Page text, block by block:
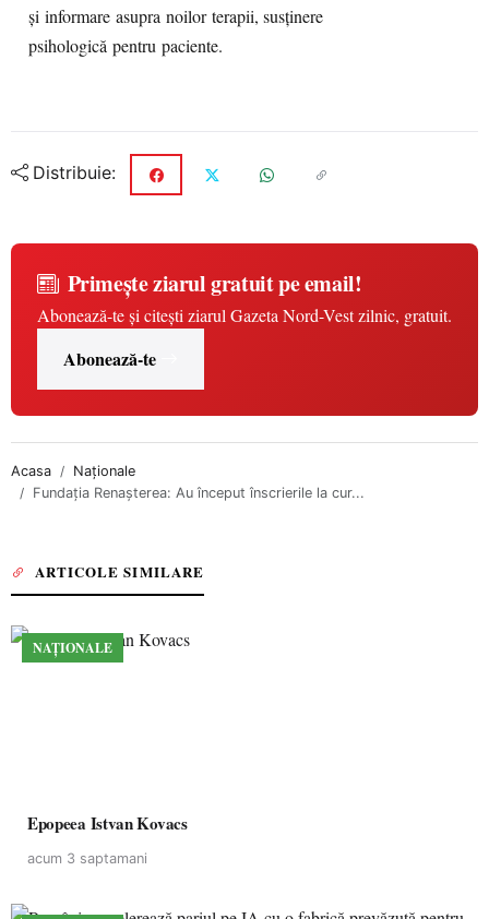
și informare asupra noilor terapii, susținere
psihologică pentru paciente.
Distribuie:
Primește ziarul gratuit pe email!
Abonează-te și citești ziarul Gazeta Nord-Vest zilnic, gratuit.
Abonează-te
Acasa
Naționale
Fundația Renașterea: Au început înscrierile la cur...
ARTICOLE SIMILARE
NAȚIONALE
Epopeea Istvan Kovacs
acum 3 saptamani